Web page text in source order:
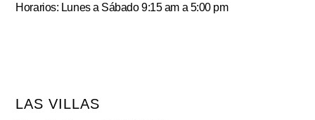
Horarios: Lunes a Sábado 9:15 am a 5:00 pm
LAS VILLAS